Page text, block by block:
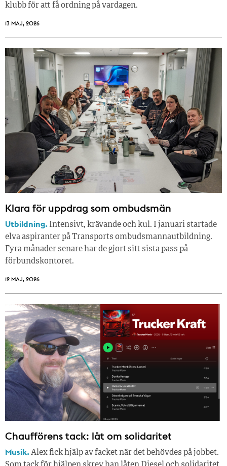
klubb för att få ordning på vardagen.
13 MAJ, 2026
Klara för uppdrag som ombudsmän
Utbildning. Intensivt, krävande och kul. I januari startade
elva aspiranter på Transports ombudsmannautbildning.
Fyra månader senare har de gjort sitt sista pass på
förbundskontoret.
12 MAJ, 2026
Chaufförens tack: låt om solidaritet
Musik.Alex fick hjälp av facket när det behövdes på jobbet.